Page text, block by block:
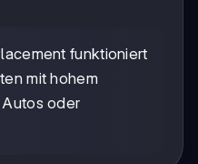
funktioniert
mit hohem
oder